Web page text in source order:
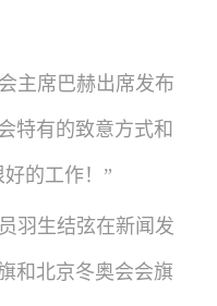
主席巴赫出席发布
特有的致意方式和
的工作！”
羽生结弦在新闻发
和北京冬奥会会旗